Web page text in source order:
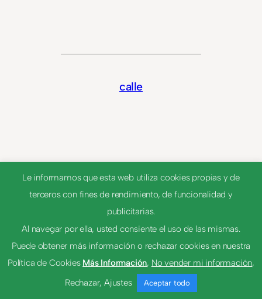
calle
© 2023 Tema por Anders Norén
Le informamos que esta web utiliza cookies propias y de
terceros con fines de rendimiento, de funcionalidad y
publicitarias.
Al navegar por ella, usted consiente el uso de las mismas.
Puede obtener más información o rechazar cookies en nuestra
Política de Cookies Más Información, No vender mi información,
Rechazar, Ajustes Aceptar todo